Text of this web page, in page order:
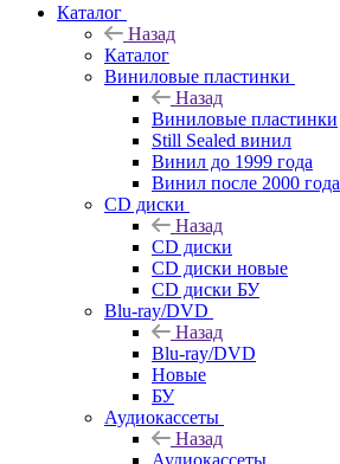
Каталог
Назад
Каталог
Виниловые пластинки
Назад
Виниловые пластинки
Still Sealed винил
Винил до 1999 года
Винил после 2000 года
CD диски
Назад
CD диски
CD диски новые
CD диски БУ
Blu-ray/DVD
Назад
Blu-ray/DVD
Новые
БУ
Аудиокассеты
Назад
Аудиокассеты